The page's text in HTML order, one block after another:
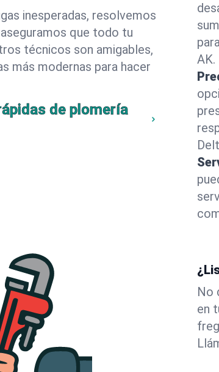
inesperadas, resolvemos
que todo tu
técnicos son amigables,
más modernas para hacer
de plomería
AK.
No
en